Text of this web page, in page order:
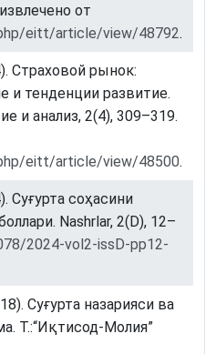
от
eitt/article/view/48792.
Страховой рынок:
и тенденции развитие.
и анализ, 2(4), 309–319.
eitt/article/view/48500.
Суғурта соҳасини
Nashrlar, 2(D), 12–
2024-vol2-issD-pp12-
Суғурта назарияси ва
Т.:“Иқтисод-Молия”